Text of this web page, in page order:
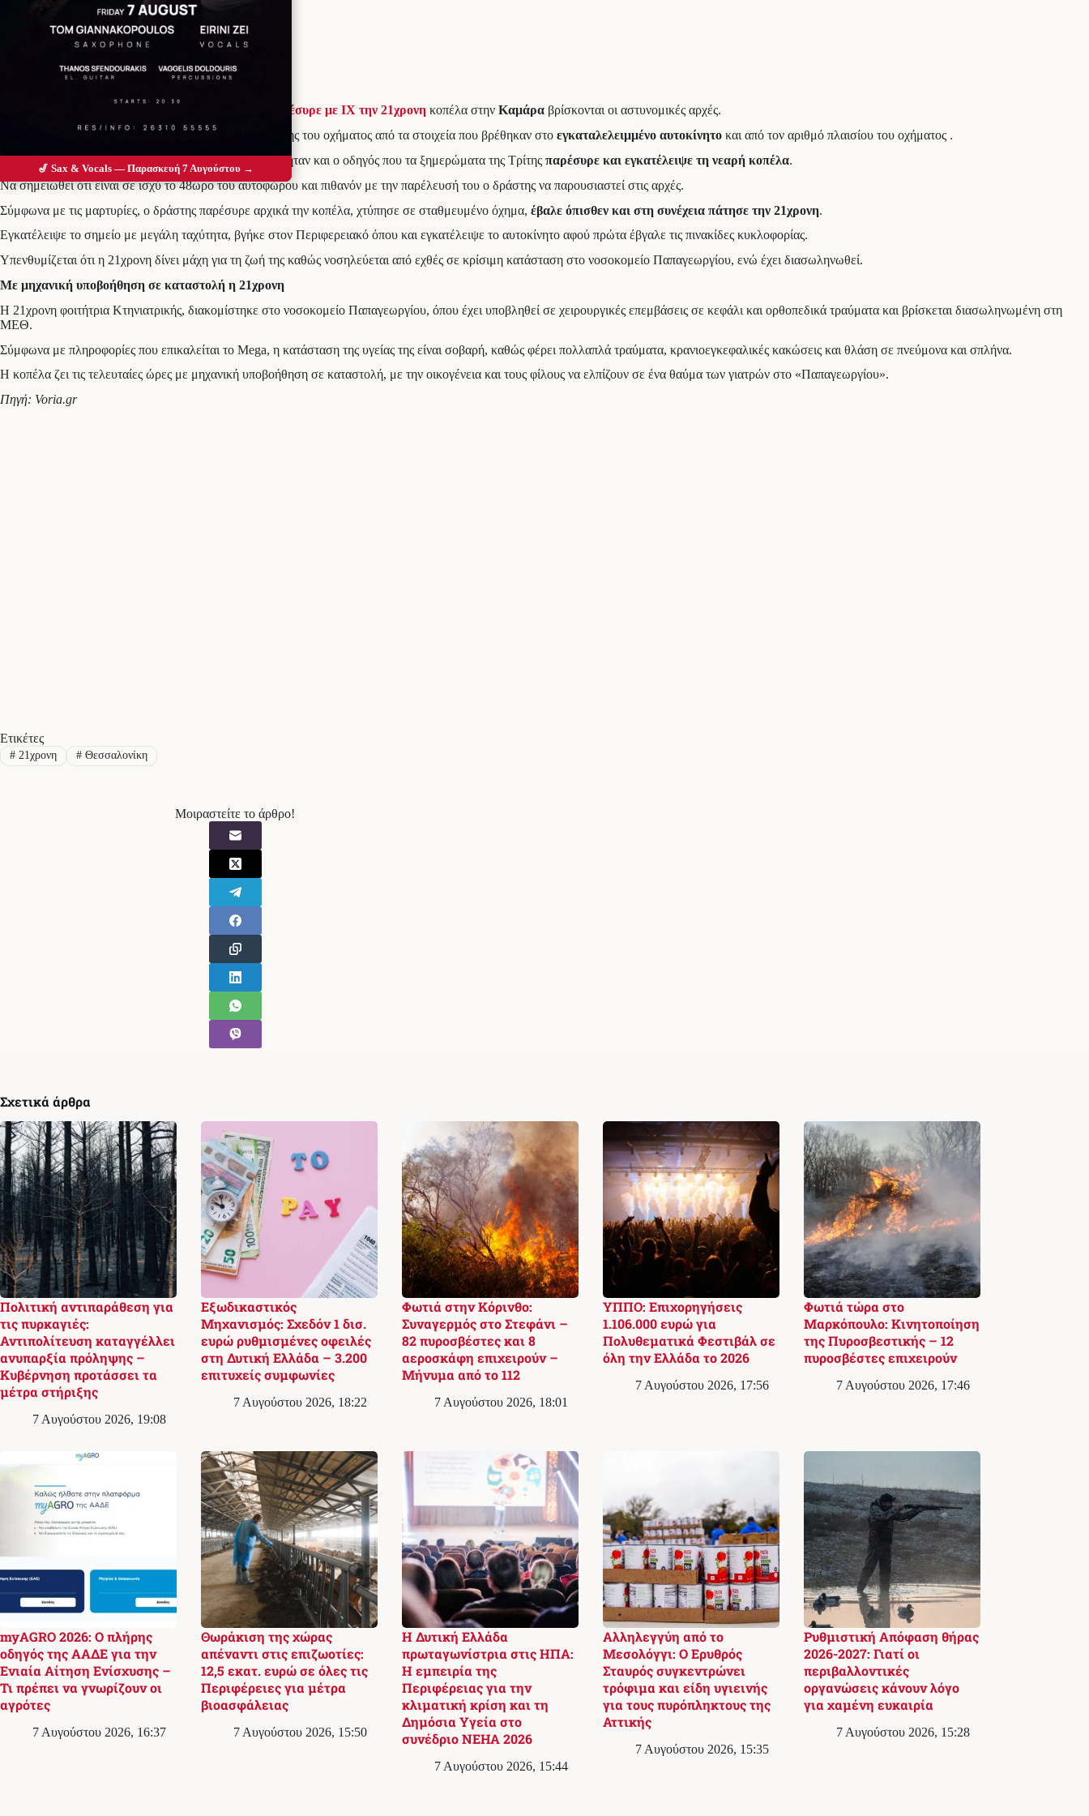
προτιμώμενη πηγή στο Google
παρέσυρε με ΙΧ την 21χρονη κοπέλα στην Καμάρα βρίσκονται οι αστυνομικές αρχές.
Σύμφωνα με πληροφορίες, έχει ταυτοποιηθεί ο ιδιοκτήτης του οχήματος από τα στοιχεία που βρέθηκαν στο εγκαταλελειμμένο αυτοκίνητο και από τον αριθμό πλαισίου του οχήματος .
Οι έρευνες πλέον επικεντρώνονται στο αν ο ιδιοκτήτης ήταν και ο οδηγός που τα ξημερώματα της Τρίτης παρέσυρε και εγκατέλειψε τη νεαρή κοπέλα.
Να σημειωθεί ότι είναι σε ισχύ το 48ωρο του αυτοφώρου και πιθανόν με την παρέλευσή του ο δράστης να παρουσιαστεί στις αρχές.
Σύμφωνα με τις μαρτυρίες, ο δράστης παρέσυρε αρχικά την κοπέλα, χτύπησε σε σταθμευμένο όχημα, έβαλε όπισθεν και στη συνέχεια πάτησε την 21χρονη.
Εγκατέλειψε το σημείο με μεγάλη ταχύτητα, βγήκε στον Περιφερειακό όπου και εγκατέλειψε το αυτοκίνητο αφού πρώτα έβγαλε τις πινακίδες κυκλοφορίας.
Υπενθυμίζεται ότι η 21χρονη δίνει μάχη για τη ζωή της καθώς νοσηλεύεται από εχθές σε κρίσιμη κατάσταση στο νοσοκομείο Παπαγεωργίου, ενώ έχει διασωληνωθεί.
Με μηχανική υποβοήθηση σε καταστολή η 21χρονη
Η 21χρονη φοιτήτρια Κτηνιατρικής, διακομίστηκε στο νοσοκομείο Παπαγεωργίου, όπου έχει υποβληθεί σε χειρουργικές επεμβάσεις σε κεφάλι και ορθοπεδικά τραύματα και βρίσκεται διασωληνωμένη στη
ΜΕΘ.
Σύμφωνα με πληροφορίες που επικαλείται το Mega, η κατάσταση της υγείας της είναι σοβαρή, καθώς φέρει πολλαπλά τραύματα, κρανιοεγκεφαλικές κακώσεις και θλάση σε πνεύμονα και σπλήνα.
Η κοπέλα ζει τις τελευταίες ώρες με μηχανική υποβοήθηση σε καταστολή, με την οικογένεια και τους φίλους να ελπίζουν σε ένα θαύμα των γιατρών στο «Παπαγεωργίου».
Πηγή: Voria.gr
Ετικέτες
#21χρονη #Θεσσαλονίκη
Μοιραστείτε το άρθρο!
Σχετικά άρθρα
Πολιτική αντιπαράθεση για
τις πυρκαγιές:
Αντιπολίτευση καταγγέλλει
ανυπαρξία πρόληψης –
Κυβέρνηση προτάσσει τα
μέτρα στήριξης
7 Αυγούστου 2026, 19:08
Εξωδικαστικός
Μηχανισμός: Σχεδόν 1 δισ.
ευρώ ρυθμισμένες οφειλές
στη Δυτική Ελλάδα – 3.200
επιτυχείς συμφωνίες
7 Αυγούστου 2026, 18:22
Φωτιά στην Κόρινθο:
Συναγερμός στο Στεφάνι –
82 πυροσβέστες και 8
αεροσκάφη επιχειρούν –
Μήνυμα από το 112
7 Αυγούστου 2026, 18:01
ΥΠΠΟ: Επιχορηγήσεις
1.106.000 ευρώ για
Πολυθεματικά Φεστιβάλ σε
όλη την Ελλάδα το 2026
7 Αυγούστου 2026, 17:56
Φωτιά τώρα στο
Μαρκόπουλο: Κινητοποίηση
της Πυροσβεστικής – 12
πυροσβέστες επιχειρούν
7 Αυγούστου 2026, 17:46
myAGRO 2026: Ο πλήρης
οδηγός της ΑΑΔΕ για την
Ενιαία Αίτηση Ενίσχυσης –
Τι πρέπει να γνωρίζουν οι
αγρότες
7 Αυγούστου 2026, 16:37
Θωράκιση της χώρας
απέναντι στις επιζωοτίες:
12,5 εκατ. ευρώ σε όλες τις
Περιφέρειες για μέτρα
βιοασφάλειας
7 Αυγούστου 2026, 15:50
Η Δυτική Ελλάδα
πρωταγωνίστρια στις ΗΠΑ:
Η εμπειρία της
Περιφέρειας για την
κλιματική κρίση και τη
Δημόσια Υγεία στο
συνέδριο NEHA 2026
7 Αυγούστου 2026, 15:44
Αλληλεγγύη από το
Μεσολόγγι: Ο Ερυθρός
Σταυρός συγκεντρώνει
τρόφιμα και είδη υγιεινής
για τους πυρόπληκτους της
Αττικής
7 Αυγούστου 2026, 15:35
Ρυθμιστική Απόφαση θήρας
2026-2027: Γιατί οι
περιβαλλοντικές
οργανώσεις κάνουν λόγο
για χαμένη ευκαιρία
7 Αυγούστου 2026, 15:28
🎷 Sax & Vocals — Παρασκευή 7 Αυγούστου →